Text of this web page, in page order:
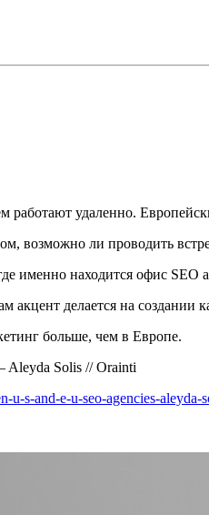
удаленно.
возможно ли проводить
именно находится офис
делается на создании
больше, чем в Европе.
Aleyda Solis // Orainti
u-s-and-e-u-seo-agencies-aleyda-